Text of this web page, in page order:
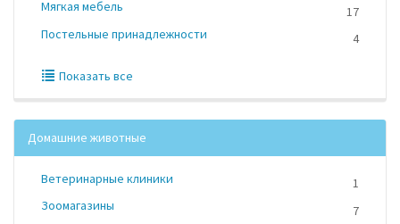
Мягкая мебель
17
Постельные принадлежности
4
Показать все
Домашние животные
Ветеринарные клиники
1
Зоомагазины
7